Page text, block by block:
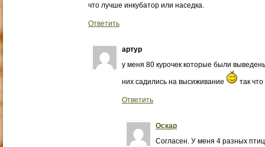
что лучше инкубатор или наседка.
Ответить
артур
у меня 80 курочек которые были
них садились на высиживание так
Ответить
Оскар
Согласен. У меня 4 разных